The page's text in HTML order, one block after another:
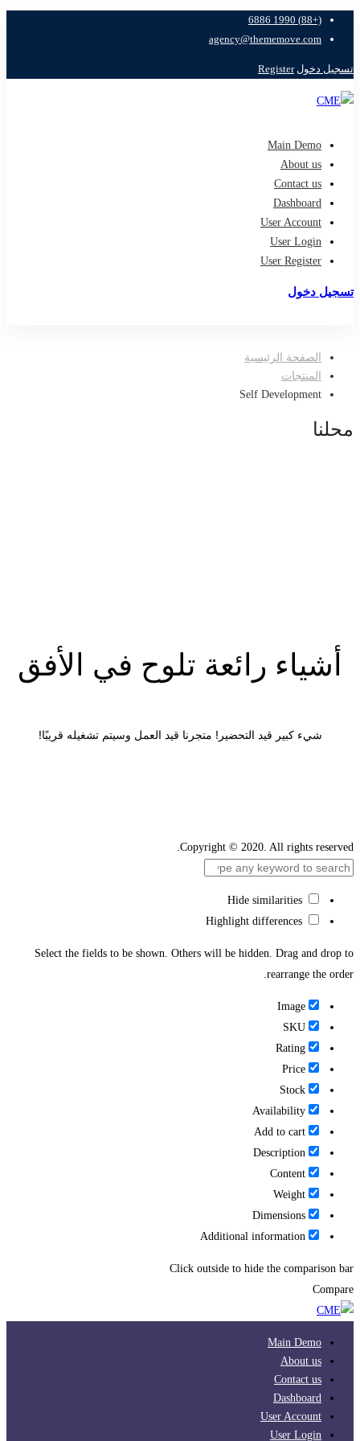
(+88) 1990 6886
agency@thememove.com
تسجيل دخول Register
Main Demo
About us
Contact us
Dashboard
User Account
User Login
User Register
تسجيل دخول
الصفحة الرئيسية
المنتجات
Self Development
محلنا
أشياء رائعة تلوح في الأفق
شيء كبير قيد التحضير! متجرنا قيد العمل وسيتم تشغيله قريبًا!
Copyright © 2020. All rights reserved.
Select the fields to be shown. Others will be hidden. Drag and drop to
rearrange the order.
Image
SKU
Rating
Price
Stock
Availability
Add to cart
Description
Content
Weight
Dimensions
Additional information
Click outside to hide the comparison bar
Compare
Main Demo
About us
Contact us
Dashboard
User Account
User Login